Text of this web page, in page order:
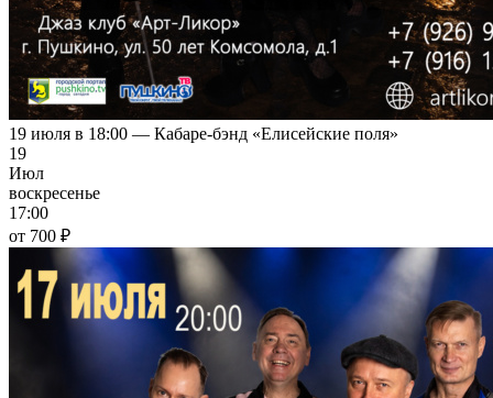
19 июля в 18:00 — Кабаре-бэнд «Елисейские поля»
19
Июл
воскресенье
17:00
от 700 ₽